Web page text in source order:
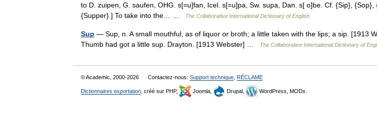
to D. zuipen, G. saufen, OHG. s[=u]fan, Icel. s[=u]pa, Sw. supa, Dan. s[ o]be. Cf. {Sip}, {Sop},
{Supper}.] To take into the… …
The Collaborative International Dictionary of English
Sup — Sup, n. A small mouthful, as of liquor or broth; a little taken with the lips; a sip. [1913
Thumb had got a little sup. Drayton. [1913 Webster] …
The Collaborative International Dictionary of
© Academic, 2000-2026 Contactez-nous: Support technique RÉCLAME
Dictionnaires exportation , créé sur PHP, Joomla, Drupal, WordPress, MODx.